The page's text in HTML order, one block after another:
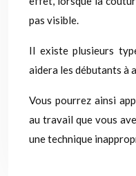
pas visible.
Il existe plusieurs
aidera les débutants à
Vous pourrez ainsi
au travail que vous
une technique